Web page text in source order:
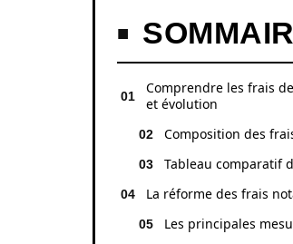
Comprendre les frais
et évolution
Composition des
Tableau comparatif
La réforme des frais
Les principales